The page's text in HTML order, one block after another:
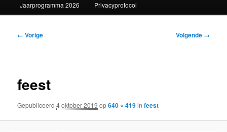
Jaarprogramma 2026 Privacyprotocol
Afbeeldingsnavigatie
← Vorige Volgende →
feest
Gepubliceerd4 oktober 2019 op640 × 419infeest